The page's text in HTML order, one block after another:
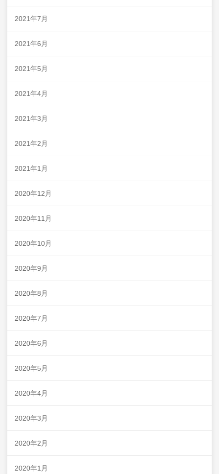
2021年7月
2021年6月
2021年5月
2021年4月
2021年3月
2021年2月
2021年1月
2020年12月
2020年11月
2020年10月
2020年9月
2020年8月
2020年7月
2020年6月
2020年5月
2020年4月
2020年3月
2020年2月
2020年1月